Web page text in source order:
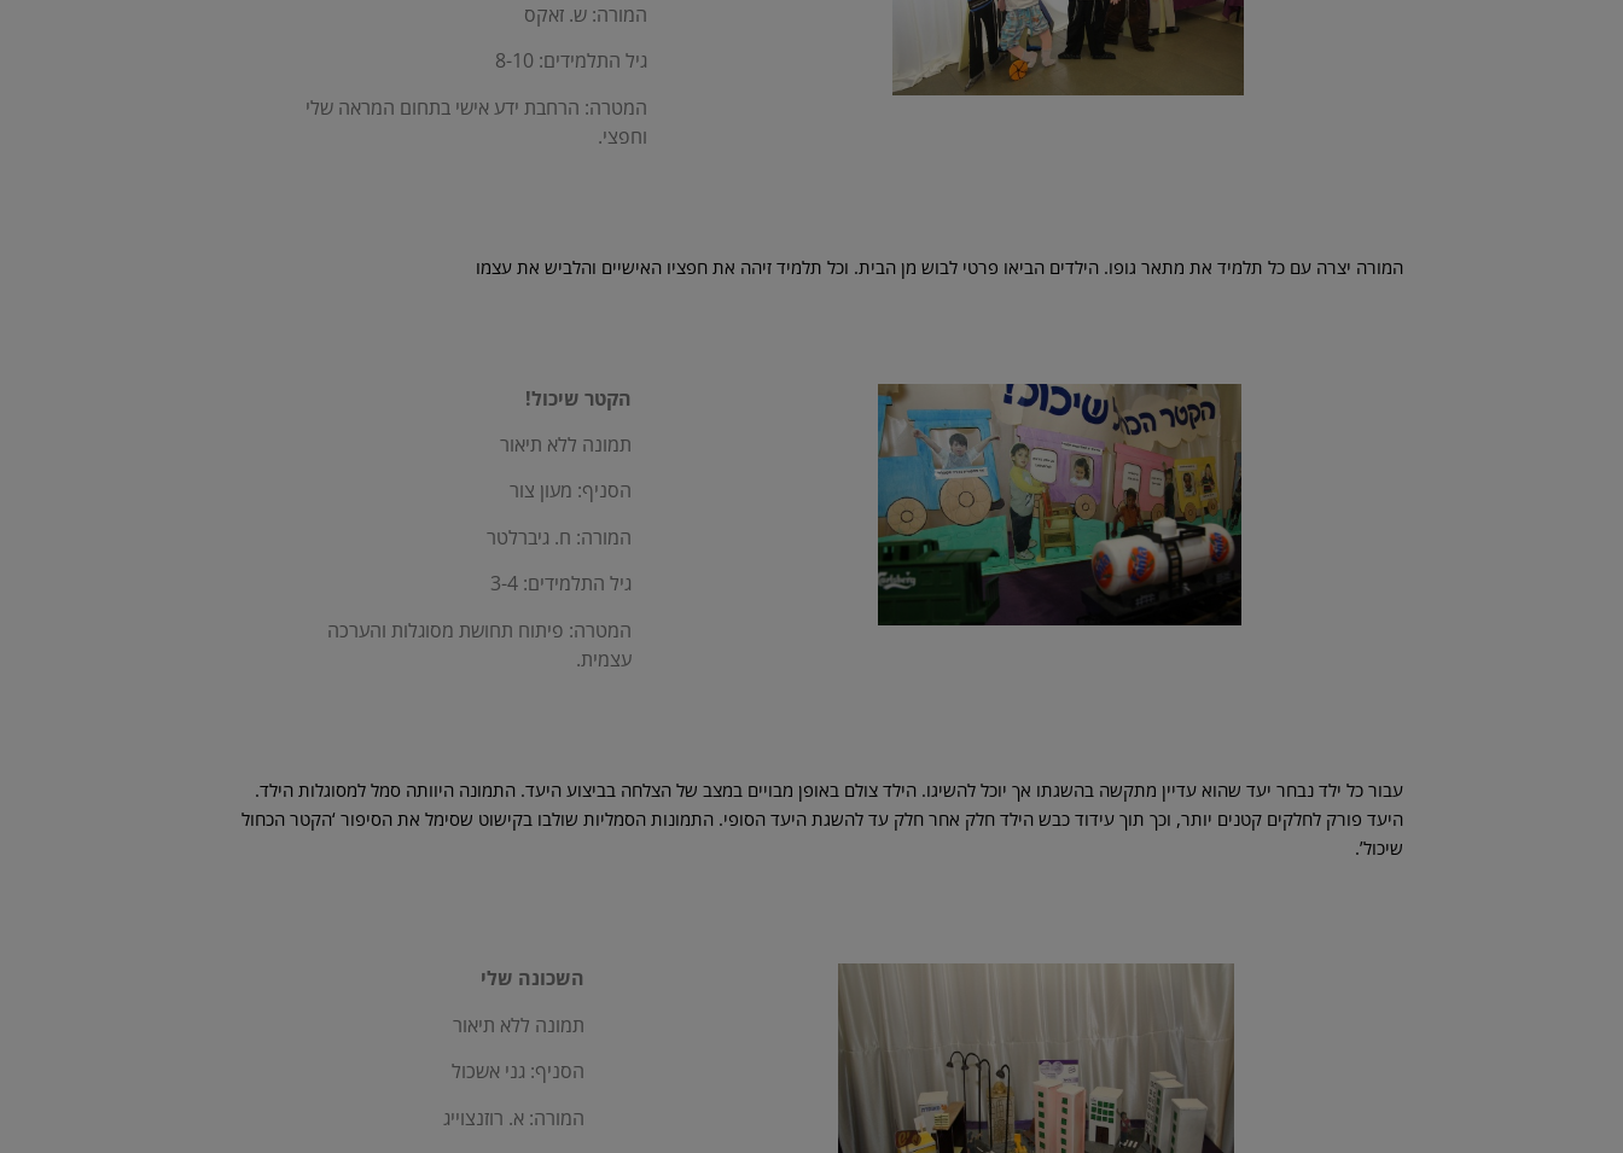
המורה: ש. זאקס
גיל התלמידים: 8-10
המטרה: הרחבת ידע אישי בתחום המראה שלי
וחפצי.
המורה יצרה עם כל תלמיד את מתאר גופו. הילדים הביאו פרטי לבוש מן הבית. וכל תלמיד זיהה את חפציו האישיים והלביש את עצמו
הקטר שיכול!
תמונה ללא תיאור
הסניף: מעון צור
המורה: ח. גיברלטר
גיל התלמידים: 3-4
המטרה: פיתוח תחושת מסוגלות והערכה
עצמית.
עבור כל ילד נבחר יעד שהוא עדיין מתקשה בהשגתו אך יוכל להשיגו. הילד צולם באופן מבויים במצב של הצלחה בביצוע היעד. התמונה היוותה סמל למסוגלות הילד.
היעד פורק לחלקים קטנים יותר, וכך תוך עידוד כבש הילד חלק אחר חלק עד להשגת היעד הסופי. התמונות הסמליות שולבו בקישוט שסימל את הסיפור ‘הקטר הכחול
שיכול’.
השכונה שלי
תמונה ללא תיאור
הסניף: גני אשכול
המורה: א. רוזנצוייג